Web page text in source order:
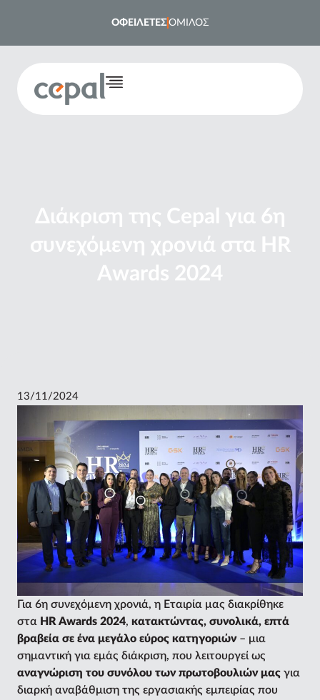
ΟΦΕΙΛΕΤΕΣ ΟΜΙΛΟΣ
Διάκριση της Cepal για 6η
συνεχόμενη χρονιά στα HR
Awards 2024
13/11/2024
Για 6η συνεχόμενη χρονιά, η Εταιρία μας διακρίθηκε
στα HR Awards 2024, κατακτώντας, συνολικά, επτά
βραβεία σε ένα μεγάλο εύρος κατηγοριών– μια
σημαντική για εμάς διάκριση, που λειτουργεί ως
αναγνώριση του συνόλου των πρωτοβουλιών μας για
διαρκή αναβάθμιση της εργασιακής εμπειρίας που